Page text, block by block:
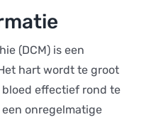
(DCM) is een
hart wordt te groot
effectief rond te
onregelmatige